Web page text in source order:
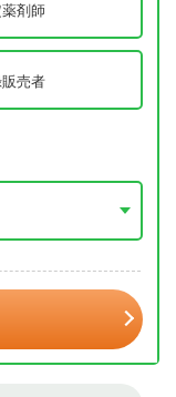
剤師
売者